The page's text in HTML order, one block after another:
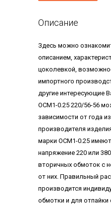
Описание
Здесь можно
описанием,
цоколевкой,
импортного
другие интересующие
ОСМ1-0.25 220/56-56
зависимости от года
производителя
марки ОСМ1-0.25
напряжение 220 или
вторичных обмоток с
от них. Правильный
производится
обмотки и для отпайки